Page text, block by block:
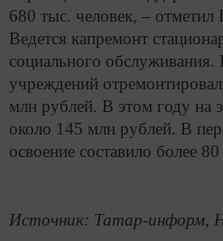
680 тыс. человек, –
Ведется капремонт
социального
учреждений
млн рублей. В этом году на
около 145 млн рублей. В
освоение составило более
Источник: Татар-информ,